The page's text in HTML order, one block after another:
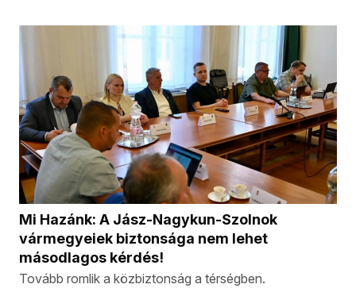
Mi Hazánk: A Jász-Nagykun-Szolnok
vármegyeiek biztonsága nem lehet
másodlagos kérdés!
Tovább romlik a közbiztonság a térségben.